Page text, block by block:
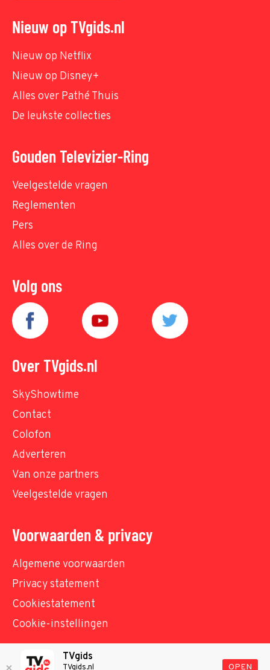
Nieuw op TVgids.nl
Nieuw op Netflix
Nieuw op Disney+
Alles over Pathé Thuis
De leukste collecties
Gouden Televizier-Ring
Veelgestelde vragen
Reglementen
Pers
Alles over de Ring
Volg ons
Over TVgids.nl
SkyShowtime
Contact
Colofon
Adverteren
Van onze partners
Veelgestelde vragen
Voorwaarden & privacy
Algemene voorwaarden
Privacy statement
Cookiestatement
Cookie-instellingen
© TVgids.nl 2026 - All rights reserved. No text and
TVgids
TVgids.nl OPEN